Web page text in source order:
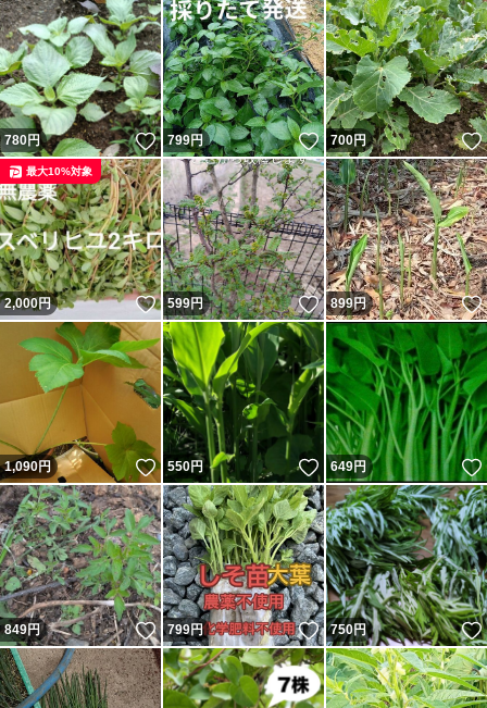
780円 いいね！
799円 いいね！
700円
2,000円 いいね！
最大10%対象
599円 いいね！
899円
1,090円 いいね！
550円 いいね！
649円
849円 いいね！
799円 いいね！
750円